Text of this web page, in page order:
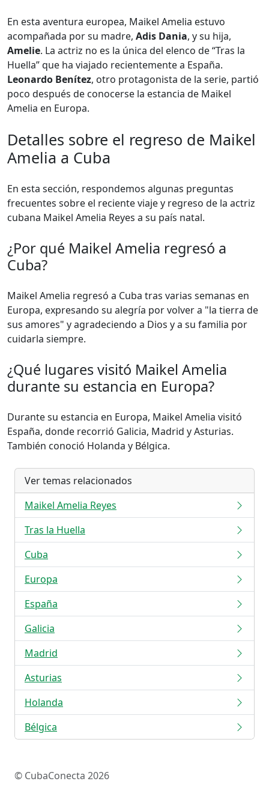
En esta aventura europea, Maikel Amelia estuvo
acompañada por su madre, Adis Dania, y su hija,
Amelie. La actriz no es la única del elenco de “Tras la
Huella” que ha viajado recientemente a España.
Leonardo Benítez, otro protagonista de la serie, partió
poco después de conocerse la estancia de Maikel
Amelia en Europa.
Detalles sobre el regreso de Maikel
Amelia a Cuba
En esta sección, respondemos algunas preguntas
frecuentes sobre el reciente viaje y regreso de la actriz
cubana Maikel Amelia Reyes a su país natal.
¿Por qué Maikel Amelia regresó a
Cuba?
Maikel Amelia regresó a Cuba tras varias semanas en
Europa, expresando su alegría por volver a "la tierra de
sus amores" y agradeciendo a Dios y a su familia por
cuidarla siempre.
¿Qué lugares visitó Maikel Amelia
durante su estancia en Europa?
Durante su estancia en Europa, Maikel Amelia visitó
España, donde recorrió Galicia, Madrid y Asturias.
También conoció Holanda y Bélgica.
Ver temas relacionados
Maikel Amelia Reyes
Tras la Huella
Cuba
Europa
España
Galicia
Madrid
Asturias
Holanda
Bélgica
© CubaConecta 2026